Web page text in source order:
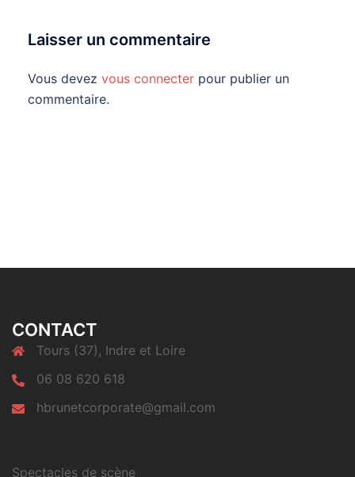
Laisser un commentaire
Vous devez vous connecter pour publier un
commentaire.
CONTACT
Tours (37), Indre et Loire
06 08 620 618
hbrunetcorporate@gmail.com
Spectacles de scène